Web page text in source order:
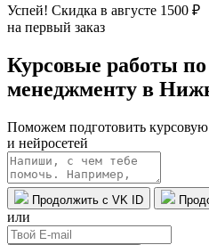
Успей! Скидка в августе 1500 ₽
на первый заказ
Курсовые работы
менеджменту в
Поможем подготовить курсовую
и нейросетей
Продолжить с VK ID
или